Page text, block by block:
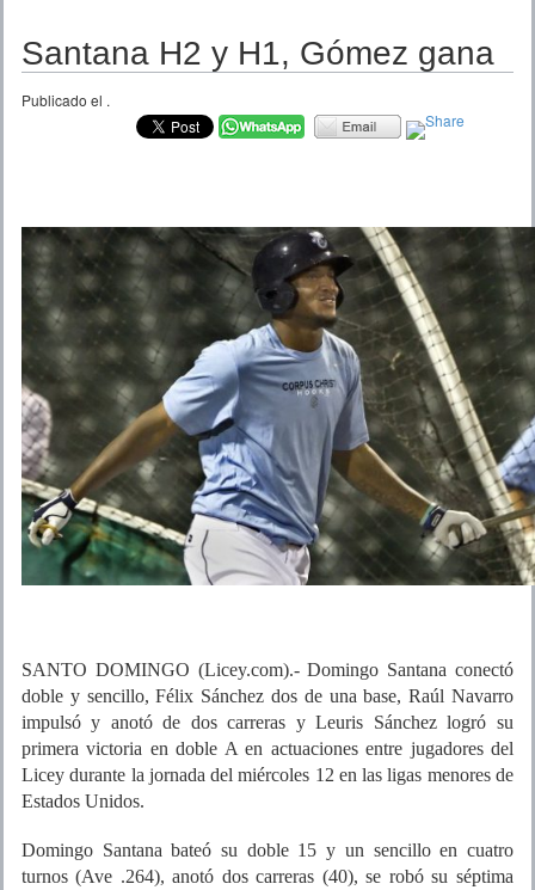
TEMPORADAS
Santana H2 y H1, Gómez gana
Publicado el .
SANTO DOMINGO (Licey.com).- Domingo Santana conectó
doble y sencillo, Félix Sánchez dos de una base, Raúl Navarro
impulsó y anotó de dos carreras y Leuris Sánchez logró su
primera victoria en doble A en actuaciones entre jugadores del
Licey durante la jornada del miércoles 12 en las ligas menores de
Estados Unidos.
Domingo Santana bateó su doble 15 y un sencillo en cuatro
turnos (Ave .264), anotó dos carreras (40), se robó su séptima